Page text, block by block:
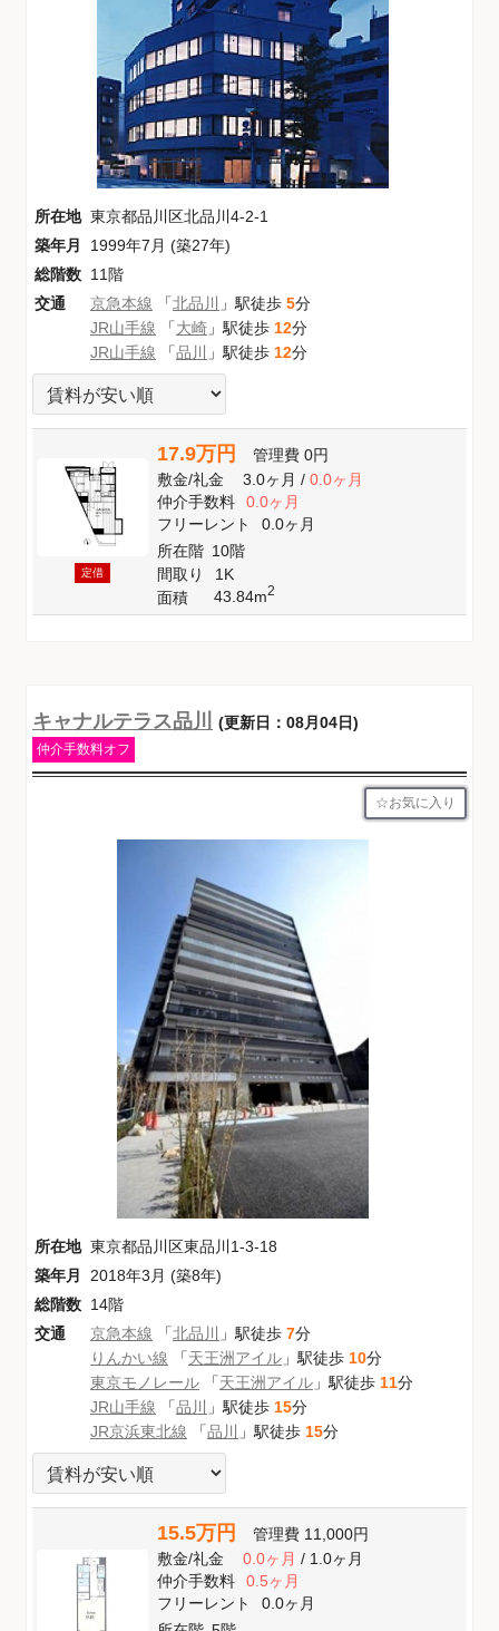
所在地 東京都品川区北品川4-2-1
築年月
1999年7月 (築27年)
総階数 11階
交通
京急本線 「北品川 」駅徒歩 5分
JR山手線 「大崎 」駅徒歩 12分
JR山手線 「品川 」駅徒歩 12分
定借
17.9万円 管理費 0円
敷金/礼金 3.0ヶ月/ 0.0ヶ月
仲介手数料
0.0ヶ月
フリーレント
0.0ヶ月
所在階 10階
間取り
1K
面積
43.84m2
キャナルテラス品川 (更新日：08月04日)
仲介手数料オフ
お気に入り
所在地 東京都品川区東品川1-3-18
築年月
2018年3月 (築8年)
総階数 14階
交通
京急本線 「北品川 」駅徒歩 7分
りんかい線 「天王洲アイル 」駅徒歩 10分
東京モノレール 「天王洲アイル 」駅徒歩 11分
JR山手線 「品川 」駅徒歩 15分
JR京浜東北線 「品川 」駅徒歩 15分
15.5万円 管理費 11,000円
敷金/礼金 0.0ヶ月/ 1.0ヶ月
仲介手数料
0.5ヶ月
フリーレント
0.0ヶ月